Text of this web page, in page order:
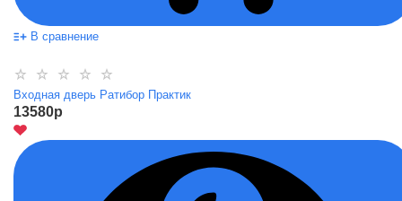
В сравнение
Входная дверь Ратибор Практик
13580p